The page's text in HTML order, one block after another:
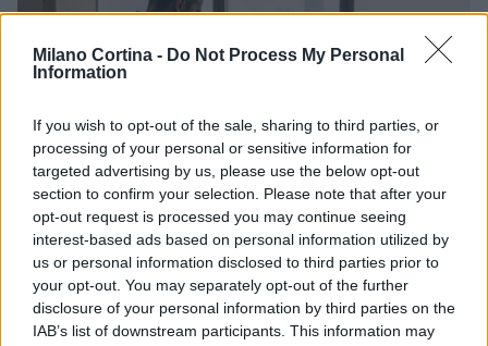
Milano Cortina - Do Not Process My Personal
Information
If you wish to opt-out of the sale, sharing to third parties, or
processing of your personal or sensitive information for
targeted advertising by us, please use the below opt-out
section to confirm your selection. Please note that after your
opt-out request is processed you may continue seeing
interest-based ads based on personal information utilized by
us or personal information disclosed to third parties prior to
your opt-out. You may separately opt-out of the further
disclosure of your personal information by third parties on the
IAB’s list of downstream participants. This information may
Arrestati cinque agenti della polizia locale di Milano: le
accuse e i dettagli
Alessandro Tassinari · 7 Ago 2026